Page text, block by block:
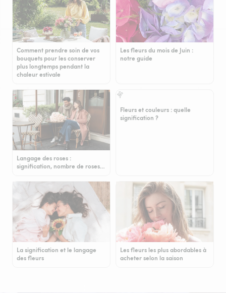
Comment prendre soin de vos
bouquets pour les conserver
plus longtemps pendant la
chaleur estivale
Les fleurs du mois de Juin :
notre guide
Langage des roses :
signification, nombre de roses…
Fleurs et couleurs : quelle
signification ?
La signification et le langage
des fleurs
Les fleurs les plus abordables à
acheter selon la saison